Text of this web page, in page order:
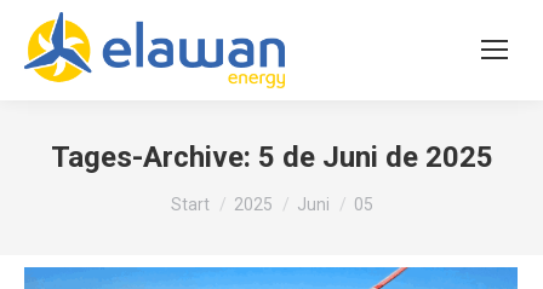
Tages-Archive: 5 de Juni de 2025
Sie befinden sich hier:
Start 2025 Juni 05